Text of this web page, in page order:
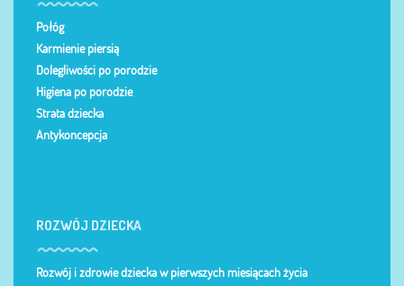
Połóg
Karmienie piersią
Dolegliwości po porodzie
Higiena po porodzie
Strata dziecka
Antykoncepcja
ROZWÓJ DZIECKA
Rozwój i zdrowie dziecka w pierwszych miesiącach życia